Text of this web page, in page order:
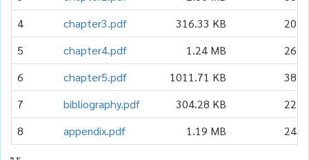
4
chapter3.pdf 316.33 KB 20
5
chapter4.pdf 1.24 MB 26
6
chapter5.pdf 1011.71 KB 38
7
bibliography.pdf 304.28 KB 22
8
appendix.pdf 1.19 MB 24